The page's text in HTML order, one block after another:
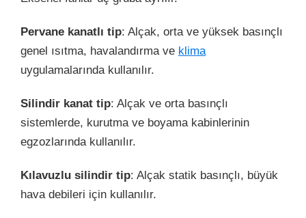
Pervane kanatlı tip: Alçak, orta ve yüksek basınçlı
genel ısıtma, havalandırma ve klima
uygulamalarında kullanılır.
Silindir kanat tip: Alçak ve orta basınçlı
sistemlerde, kurutma ve boyama kabinlerinin
egzozlarında kullanılır.
Kılavuzlu silindir tip: Alçak statik basınçlı, büyük
hava debileri için kullanılır.